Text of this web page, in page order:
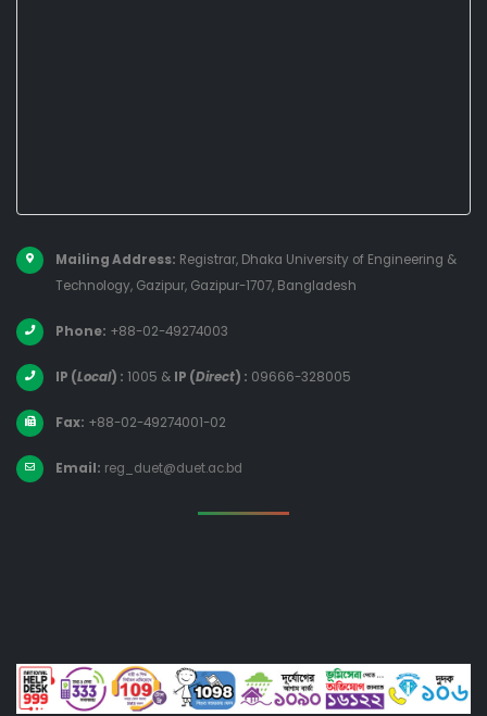
Mailing Address: Registrar, Dhaka University of Engineering &
Technology, Gazipur, Gazipur-1707, Bangladesh
Phone: +88-02-49274003
IP (Local) : 1005 & IP (Direct) : 09666-328005
Fax: +88-02-49274001-02
Email: reg_duet@duet.ac.bd